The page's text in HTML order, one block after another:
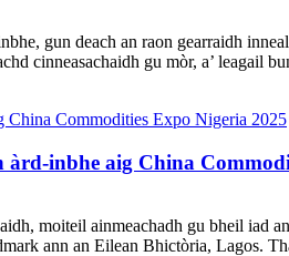
gun deach an raon gearraidh
cinneasachaidh gu mòr, a’ leagail
inbhe aig China
moiteil ainmeachadh gu bheil iad
ann an Eilean Bhictòria, Lagos.